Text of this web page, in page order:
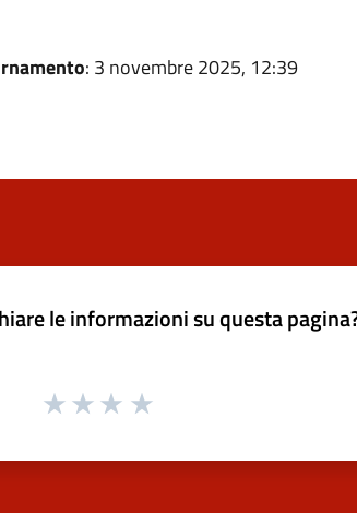
: 3 novembre 2025, 12:39
le informazioni su questa